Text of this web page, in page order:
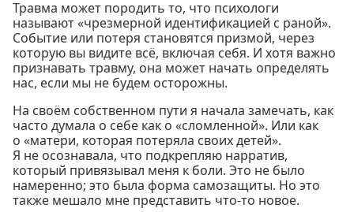
Травма может породить то, что психологи
называют «чрезмерной идентификацией с раной».
Событие или потеря становятся призмой, через
которую вы видите всё, включая себя. И хотя важно
признавать травму, она может начать определять
нас, если мы не будем осторожны.
На своём собственном пути я начала замечать, как
часто думала о себе как о «сломленной». Или как
о «матери, которая потеряла своих детей».
Я не осознавала, что подкрепляю нарратив,
который привязывал меня к боли. Это не было
намеренно; это была форма самозащиты. Но это
также мешало мне представить что-то новое.